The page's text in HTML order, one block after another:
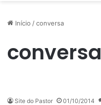
Início /conversa
conversa
Site do Pastor 01/10/2014